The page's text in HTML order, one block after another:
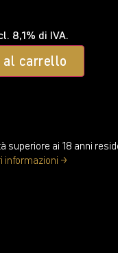
8,1% di IVA.
al carrello
superiore ai 18 anni
informazioni →